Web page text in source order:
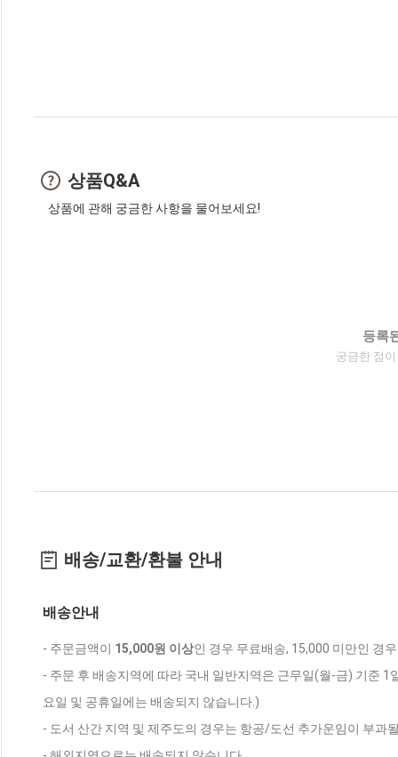
상품Q&A
상품에 관해 궁금한 사항을 물어보세요!
등록
궁금한 점
배송/교환/환불 안내
배송안내
- 주문금액이 15,000원 이상인 경우 무료배송, 15,000 미만인 경
- 주문 후 배송지역에 따라 국내 일반지역은 근무일(월-금) 기준
요일 및 공휴일에는 배송되지 않습니다.)
- 도서 산간 지역 및 제주도의 경우는 항공/도선 추가운임이 부과